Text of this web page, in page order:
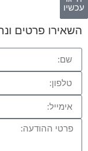
פגישה
עכשיו
השאירו פרטים